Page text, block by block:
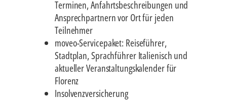
Terminen, Anfahrtsbeschreibungen und
Ansprechpartnern vor Ort für jeden
Teilnehmer
moveo-Servicepaket: Reiseführer,
Stadtplan, Sprachführer Italienisch und
aktueller Veranstaltungskalender für
Florenz
Insolvenzversicherung